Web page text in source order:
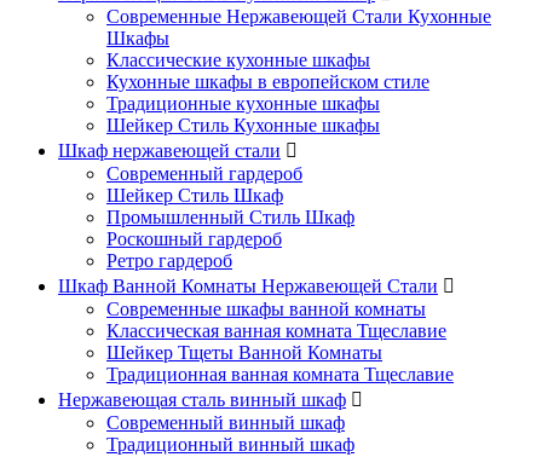
Современные Нержавеющей Стали Кухонные
Шкафы
Классические кухонные шкафы
Кухонные шкафы в европейском стиле
Традиционные кухонные шкафы
Шейкер Стиль Кухонные шкафы
Шкаф нержавеющей стали 
Современный гардероб
Шейкер Стиль Шкаф
Промышленный Стиль Шкаф
Роскошный гардероб
Ретро гардероб
Шкаф Ванной Комнаты Нержавеющей Стали 
Современные шкафы ванной комнаты
Классическая ванная комната Тщеславие
Шейкер Тщеты Ванной Комнаты
Традиционная ванная комната Тщеславие
Нержавеющая сталь винный шкаф 
Современный винный шкаф
Традиционный винный шкаф